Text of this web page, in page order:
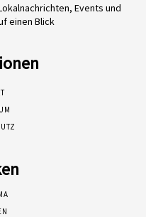
Events und
einen Blick